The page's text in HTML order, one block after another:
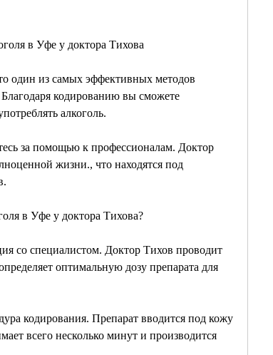
в Уфе у доктора Тихова
один из самых эффективных методов
кодированию вы сможете
алкоголь.
за помощью к профессионалам. Доктор
жизни., что находятся под
в Уфе у доктора Тихова?
со специалистом. Доктор Тихов проводит
оптимальную дозу препарата для
кодирования. Препарат вводится под кожу
всего несколько минут и производится